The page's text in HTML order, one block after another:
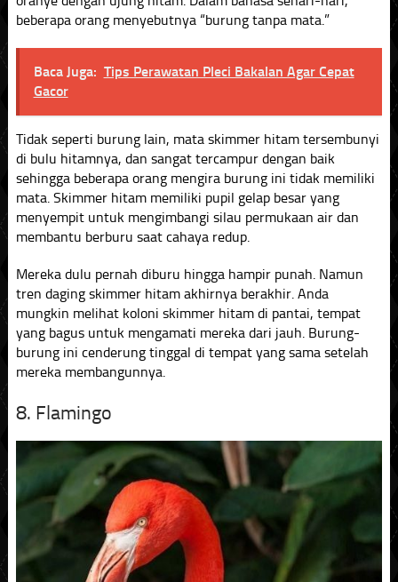
beberapa orang menyebutnya “burung tanpa mata.”
Baca Juga: Tips Perawatan Pleci Bakalan Agar Cepat
Gacor
Tidak seperti burung lain, mata skimmer hitam tersembunyi
di bulu hitamnya, dan sangat tercampur dengan baik
sehingga beberapa orang mengira burung ini tidak memiliki
mata. Skimmer hitam memiliki pupil gelap besar yang
menyempit untuk mengimbangi silau permukaan air dan
membantu berburu saat cahaya redup.
Mereka dulu pernah diburu hingga hampir punah. Namun
tren daging skimmer hitam akhirnya berakhir. Anda
mungkin melihat koloni skimmer hitam di pantai, tempat
yang bagus untuk mengamati mereka dari jauh. Burung-
burung ini cenderung tinggal di tempat yang sama setelah
mereka membangunnya.
8. Flamingo